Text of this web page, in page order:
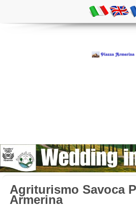
Agriturismo Savoca
Armerina